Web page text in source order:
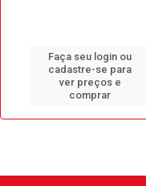
Faça seu login ou
cadastre-se para
ver preços e
comprar